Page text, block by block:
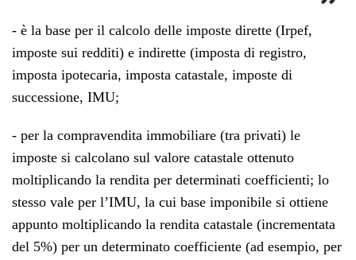
- è la base per il calcolo delle imposte dirette (Irpef,
imposte sui redditi) e indirette (imposta di registro,
imposta ipotecaria, imposta catastale, imposte di
successione, IMU;
- per la compravendita immobiliare (tra privati) le
imposte si calcolano sul valore catastale ottenuto
moltiplicando la rendita per determinati coefficienti; lo
stesso vale per l’IMU, la cui base imponibile si ottiene
appunto moltiplicando la rendita catastale (incrementata
del 5%) per un determinato coefficiente (ad esempio, per